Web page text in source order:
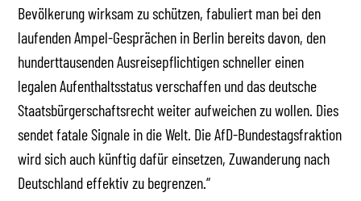
Bevölkerung wirksam zu schützen, fabuliert man bei den
laufenden Ampel-Gesprächen in Berlin bereits davon, den
hunderttausenden Ausreisepflichtigen schneller einen
legalen Aufenthaltsstatus verschaffen und das deutsche
Staatsbürgerschaftsrecht weiter aufweichen zu wollen. Dies
sendet fatale Signale in die Welt. Die AfD-Bundestagsfraktion
wird sich auch künftig dafür einsetzen, Zuwanderung nach
Deutschland effektiv zu begrenzen.“